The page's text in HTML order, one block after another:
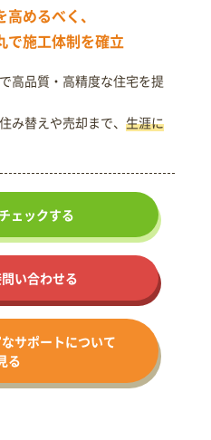
めるべく、
で施工体制を確立
で高品質・高精度な住宅を提
み替えや売却まで、 生涯に
チェックする
い合わせる
サポートについて
る